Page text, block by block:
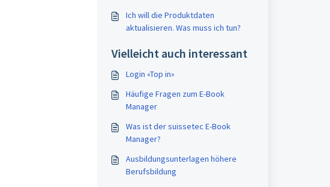
Ich will die Produktdaten
aktualisieren. Was muss ich tun?
Vielleicht auch interessant
Login «Top in»
Häufige Fragen zum E-Book
Manager
Was ist der suissetec E-Book
Manager?
Ausbildungsunterlagen höhere
Berufsbildung